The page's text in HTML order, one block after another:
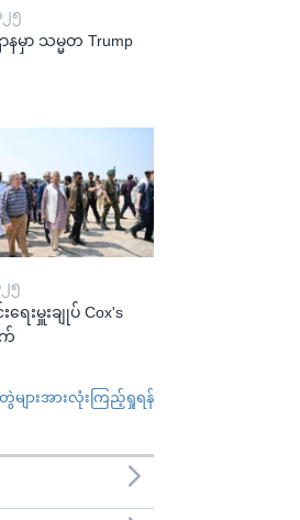
၅
နမှာ သမ္မတ Trump
၅
းမှူးချုပ် Cox's
က်
ျားအားလုံးကြည့်ရှုရန်